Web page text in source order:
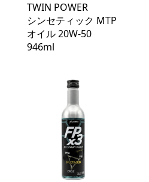
TWIN POWER
シンセティック MTP
オイル 20W-50
946ml